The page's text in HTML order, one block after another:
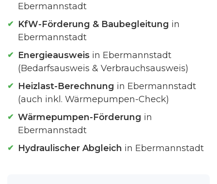
Ebermannstadt
KfW-Förderung & Baubegleitung in
Ebermannstadt
Energieausweis in Ebermannstadt
(Bedarfsausweis & Verbrauchsausweis)
Heizlast-Berechnung in Ebermannstadt
(auch inkl. Wärmepumpen-Check)
Wärmepumpen-Förderung in
Ebermannstadt
Hydraulischer Abgleich in Ebermannstadt